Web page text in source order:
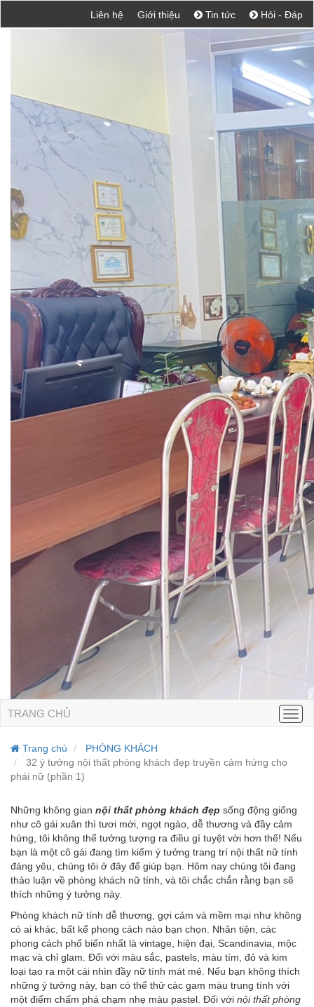
Hỏi - Đáp
Tin tức
Giới thiệu
Liên hệ
TRANG CHỦ
Trang chủ
PHÒNG KHÁCH
32 ý tưởng nội thất phòng khách đẹp truyền cảm hứng cho
phái nữ (phần 1)
Những không gian nội thất phòng khách đẹp sống động giống
như cô gái xuân thì tươi mới, ngọt ngào, dễ thương và đầy cảm
hứng, tôi không thể tưởng tượng ra điều gì tuyệt vời hơn thế! Nếu
bạn là một cô gái đang tìm kiếm ý tưởng trang trí nội thất nữ tính
đáng yêu, chúng tôi ở đây để giúp bạn. Hôm nay chúng tôi đang
thảo luận về phòng khách nữ tính, và tôi chắc chắn rằng bạn sẽ
thích những ý tưởng này.
Phòng khách nữ tính dễ thương, gợi cảm và mềm mại như không
có ai khác, bất kể phong cách nào bạn chọn. Nhân tiện, các
phong cách phổ biến nhất là vintage, hiện đại, Scandinavia, mộc
mạc và chỉ glam. Đối với màu sắc, pastels, màu tím, đỏ và kim
loại tạo ra một cái nhìn đầy nữ tính mát mẻ. Nếu bạn không thích
những ý tưởng này, bạn có thể thử các gam màu trung tính với
một điểm chấm phá chạm nhẹ màu pastel. Đối với nội thất phòng